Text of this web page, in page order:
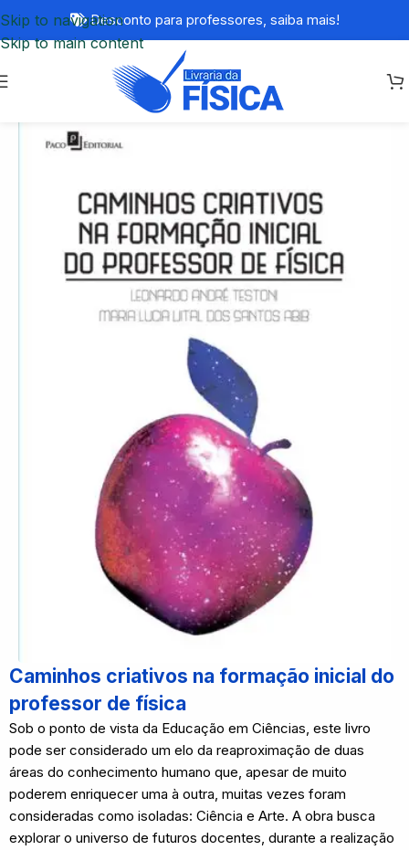
Skip to navigation
Skip to main content
Desconto para professores, saiba mais!
Caminhos criativos na formação inicial do
professor de física
Sob o ponto de vista da Educação em Ciências, este livro
pode ser considerado um elo da reaproximação de duas
áreas do conhecimento humano que, apesar de muito
poderem enriquecer uma à outra, muitas vezes foram
consideradas como isoladas: Ciência e Arte. A obra busca
explorar o universo de futuros docentes, durante a realização